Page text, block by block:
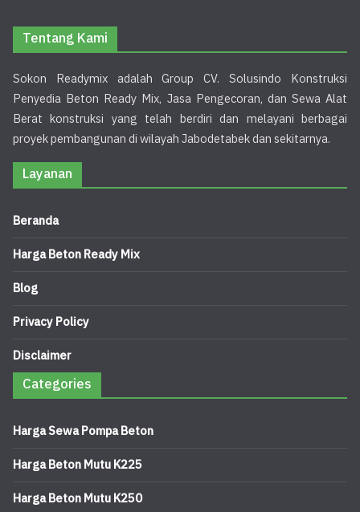
Tentang Kami
Sokon Readymix adalah Group CV. Solusindo Konstruksi
Penyedia Beton Ready Mix, Jasa Pengecoran, dan Sewa Alat
Berat konstruksi yang telah berdiri dan melayani berbagai
proyek pembangunan di wilayah Jabodetabek dan sekitarnya.
Layanan
Beranda
Harga Beton Ready Mix
Blog
Privacy Policy
Disclaimer
Categories
Harga Sewa Pompa Beton
Harga Beton Mutu K225
Harga Beton Mutu K250